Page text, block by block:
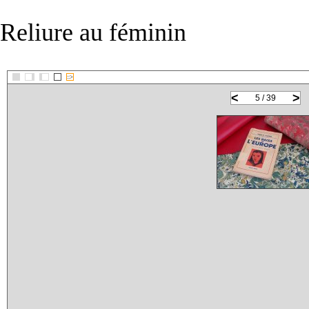
Reliure au féminin
::>
< >
5 / 39